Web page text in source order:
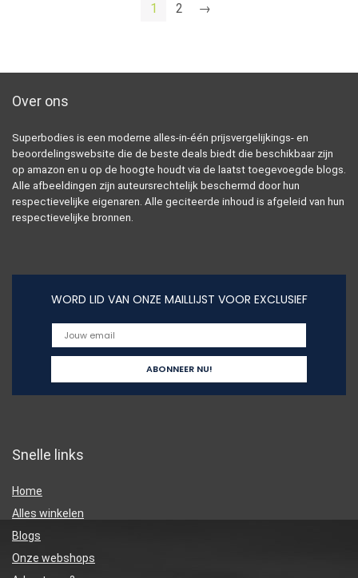
1 2 →
Over ons
Superbodies is een moderne alles-in-één prijsvergelijkings- en
beoordelingswebsite die de beste deals biedt die beschikbaar zijn
op amazon en u op de hoogte houdt via de laatst toegevoegde blogs.
Alle afbeeldingen zijn auteursrechtelijk beschermd door hun
respectievelijke eigenaren. Alle geciteerde inhoud is afgeleid van hun
respectievelijke bronnen.
WORD LID VAN ONZE MAILLIJST VOOR EXCLUSIEF
Snelle links
Home
Alles winkelen
Blogs
Onze webshops